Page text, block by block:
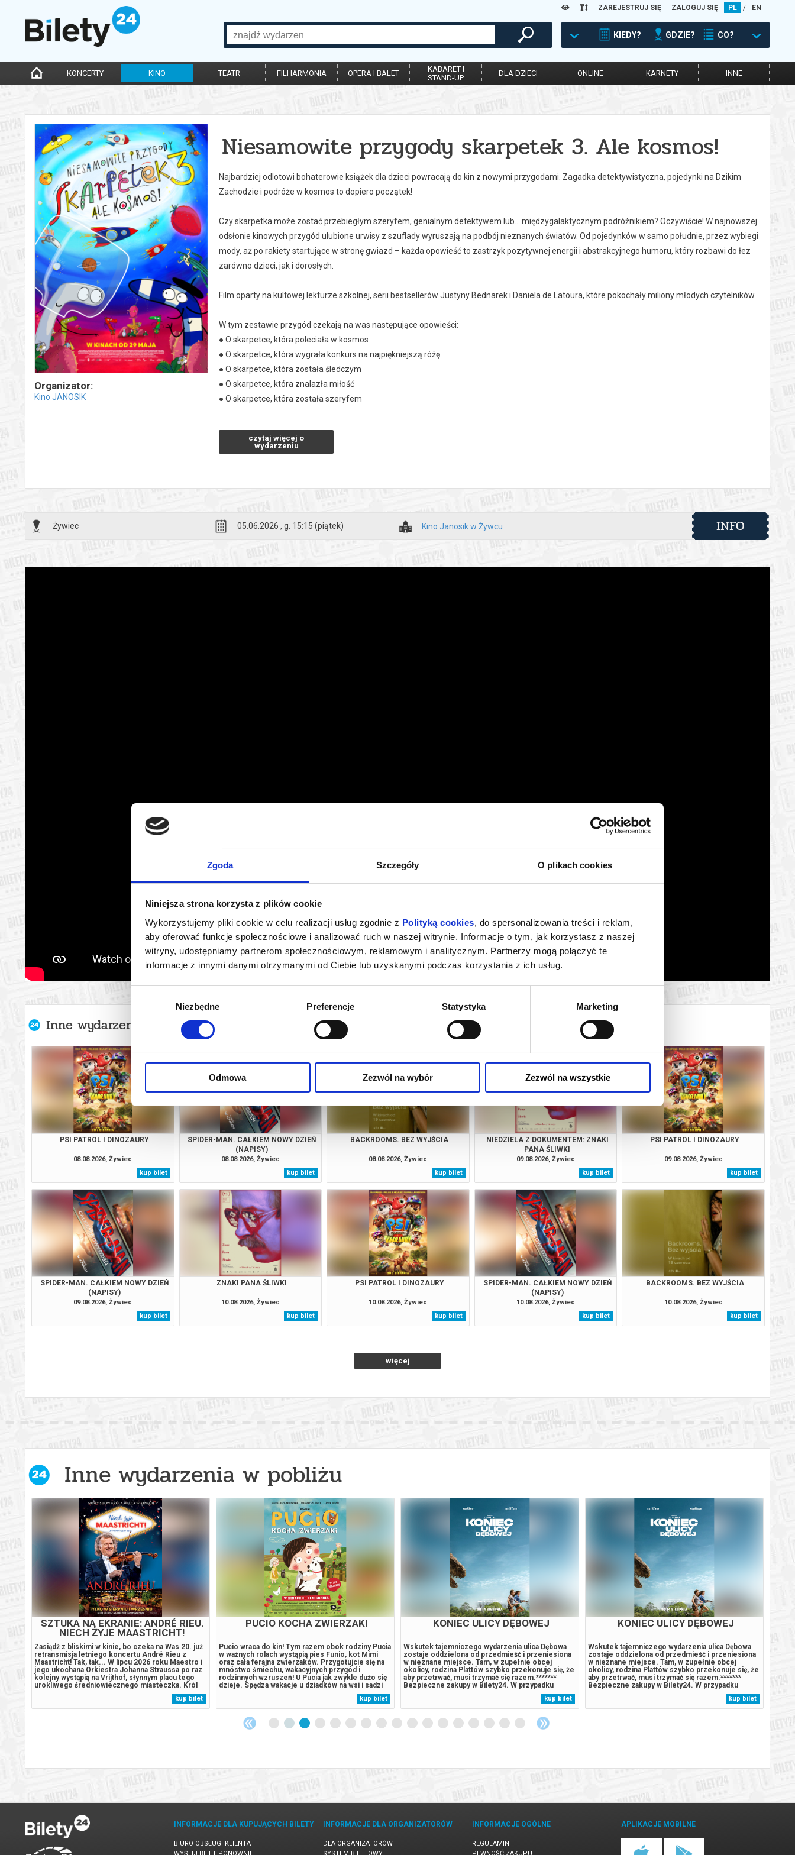
Zgoda Szczegóły O plikach cookies
Niniejsza strona korzysta z plików cookie
Wykorzystujemy pliki cookie w celu realizacji usług zgodnie z Polityką cookies, do spersonalizowania treści i reklam,
aby oferować funkcje społecznościowe i analizować ruch w naszej witrynie. Informacje o tym, jak korzystasz z naszej
witryny, udostępniamy partnerom społecznościowym, reklamowym i analitycznym. Partnerzy mogą połączyć te
informacje z innymi danymi otrzymanymi od Ciebie lub uzyskanymi podczas korzystania z ich usług.
zgody
Niezbędne Preferencje Statystyka Marketing
Odmowa Zezwól na wybór Zezwól na wszystkie
ZAREJESTRUJ SIĘ ZALOGUJ SIĘ PL / EN
KIEDY? GDZIE? CO?
KONCERTY KINO TEATR FILHARMONIA OPERA I BALET
KABARET I
STAND-UP
DLA DZIECI ONLINE KARNETY INNE
Organizator:
Kino JANOSIK
Niesamowite przygody skarpetek 3. Ale kosmos!
Najbardziej odlotowi bohaterowie książek dla dzieci powracają do kin z nowymi przygodami. Zagadka detektywistyczna, pojedynki na Dzikim
Zachodzie i podróże w kosmos to dopiero początek!
Czy skarpetka może zostać przebiegłym szeryfem, genialnym detektywem lub… międzygalaktycznym podróżnikiem? Oczywiście! W najnowszej
odsłonie kinowych przygód ulubione urwisy z szuflady wyruszają na podbój nieznanych światów. Od pojedynków w samo południe, przez wybiegi
mody, aż po rakiety startujące w stronę gwiazd – każda opowieść to zastrzyk pozytywnej energii i abstrakcyjnego humoru, który rozbawi do łez
zarówno dzieci, jak i dorosłych.
Film oparty na kultowej lekturze szkolnej, serii bestsellerów Justyny Bednarek i Daniela de Latoura, które pokochały miliony młodych czytelników.
W tym zestawie przygód czekają na was następujące opowieści:
● O skarpetce, która poleciała w kosmos
● O skarpetce, która wygrała konkurs na najpiękniejszą różę
● O skarpetce, która została śledczym
● O skarpetce, która znalazła miłość
● O skarpetce, która została szeryfem
czytaj więcej o
wydarzeniu
Żywiec 05.06.2026 , g. 15:15 (piątek) Kino Janosik w Żywcu INFO
Inne wydarzenia organizatora
PSI PATROL I DINOZAURY
08.08.2026, Żywiec
kup bilet
SPIDER-MAN. CAŁKIEM NOWY DZIEŃ
(NAPISY)
08.08.2026, Żywiec
kup bilet
BACKROOMS. BEZ WYJŚCIA
08.08.2026, Żywiec
kup bilet
NIEDZIELA Z DOKUMENTEM: ZNAKI
PANA ŚLIWKI
09.08.2026, Żywiec
kup bilet
PSI PATROL I DINOZAURY
09.08.2026, Żywiec
kup bilet
SPIDER-MAN. CAŁKIEM NOWY DZIEŃ
(NAPISY)
09.08.2026, Żywiec
kup bilet
ZNAKI PANA ŚLIWKI
10.08.2026, Żywiec
kup bilet
PSI PATROL I DINOZAURY
10.08.2026, Żywiec
kup bilet
SPIDER-MAN. CAŁKIEM NOWY DZIEŃ
(NAPISY)
10.08.2026, Żywiec
kup bilet
BACKROOMS. BEZ WYJŚCIA
10.08.2026, Żywiec
kup bilet
więcej
Inne wydarzenia w pobliżu
SZTUKA NA EKRANIE: ANDRÉ RIEU.
NIECH ŻYJE MAASTRICHT!
RETRANSMISJA LETNIEGO
KONCERTU Z MAASTRICHT 2026
Zasiądź z bliskimi w kinie, bo czeka na Was 20. już
retransmisja letniego koncertu André Rieu z
Maastricht! Tak, tak... W lipcu 2026 roku Maestro i
jego ukochana Orkiestra Johanna Straussa po raz
kolejny wystąpią na Vrijthof, słynnym placu tego
urokliwego średniowiecznego miasteczka. Król
kilkudziesięciu tysięcy miłośników...
kup bilet
PUCIO KOCHA ZWIERZAKI
Pucio wraca do kin! Tym razem obok rodziny Pucia
w ważnych rolach wystąpią pies Funio, kot Mimi
oraz cała ferajna zwierzaków. Przygotujcie się na
mnóstwo śmiechu, wakacyjnych przygód i
rodzinnych wzruszeń! U Pucia jak zwykle dużo się
dzieje. Spędza wakacje u dziadków na wsi i sadzi
swoje pierwsze drzewo, a podczas spaceru w
parku rusza z Misią na misję ratunkową, by
odnaleźć psa sąsiada. Kiedy ich...
kup bilet
KONIEC ULICY DĘBOWEJ
Wskutek tajemniczego wydarzenia ulica Dębowa
zostaje oddzielona od przedmieść i przeniesiona
w nieznane miejsce. Tam, w zupełnie obcej
okolicy, rodzina Plattów szybko przekonuje się, że ​​
aby przetrwać, musi trzymać się razem.*******
Bezpieczne zakupy w Bilety24. W przypadku
odwołania wydarzenia, gwarantujemy automatyczny
zwrot środków potwierdzony komunikatem
wysyłanym na adres e-mail, podany...
kup bilet
KONIEC ULICY DĘBOWEJ
Wskutek tajemniczego wydarzenia ulica Dębowa
zostaje oddzielona od przedmieść i przeniesiona
w nieznane miejsce. Tam, w zupełnie obcej
okolicy, rodzina Plattów szybko przekonuje się, że ​​
aby przetrwać, musi trzymać się razem.*******
Bezpieczne zakupy w Bilety24. W przypadku
odwołania wydarzenia, gwarantujemy automatyczny
zwrot środków potwierdzony komunikatem
wysyłanym na adres e-mail, podany...
kup bilet
INFORMACJE DLA KUPUJĄCYCH BILETY
BIURO OBSŁUGI KLIENTA
INFORMACJE DLA ORGANIZATORÓW
DLA ORGANIZATORÓW
INFORMACJE OGÓLNE
REGULAMIN
APLIKACJE MOBILNE